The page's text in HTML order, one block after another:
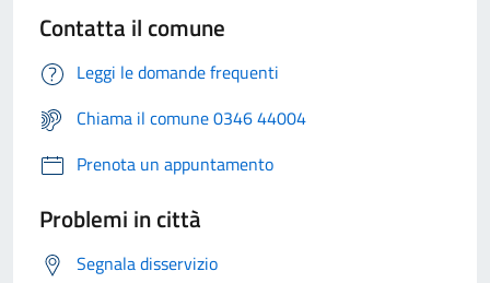
Contatta il comune
Leggi le domande frequenti
Chiama il comune 0346 44004
Prenota un appuntamento
Problemi in città
Segnala disservizio